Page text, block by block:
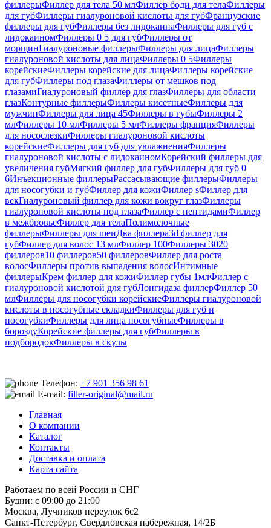
филлерыФиллер для тела 50 млФиллер боди для телаФиллеры
для губФиллеры гиалуроновой кислоты для губФранцузские
филлеры для губФиллеры без лидокаинаФиллеры для губ с
лидокаиномФиллеры 0 5 для губФиллеры от
морщинГиалуроновые филлерыФиллеры для лицаФиллеры
гиалуроновой кислоты для лицаФиллеры 0 5Филлеры
корейскиеФиллеры корейские для лицаФиллеры корейские
для губФиллеры под глазаФиллеры от мешков под
глазамиГиалуроновый филлер для глазФиллеры для области
глазКонтурные филлерыФиллеры кисетныеФиллеры для
мужчинФиллеры для лица 45Филлеры в губыФиллеры 2
млФиллеры 10 млФиллеры 5 млФиллеры францияФиллеры
для носослезкиФиллеры гиалуроновой кислоты
корейскиеФиллеры для губ для увлажненияФиллеры
гиалуроновой кислоты с лидокаиномКорейский филлеры для
увеличения губМягкий филлер для губФиллеры для губ 0
6Инъекционные филлерыРассасывающие филлерыФиллеры
для носогубки и губФиллер для кожиФиллер sФиллер для
векГиалуроновый филлер для кожи вокруг глазФиллеры
гиалуроновой кислоты под глазаФиллер с пептидамиФиллер
в межбровьеФиллер для телаПолимолочные
филлерыФиллеры для шеиДва филлера3d филлер для
губФиллер для волос 13 млФиллер 100Филлеры 3020
филлеров10 филлеров50 филлеровФиллер для роста
волосФиллеры против выпадения волосИнтимные
филлерыКрем филлер для кожиФиллер губы 1млФиллер с
гиалуроновой кислотой для губЛонгидаза филлерФиллер 50
млФиллеры для носогубки корейскиеФиллеры гиалуроновой
кислоты в носогубные складкиФиллеры для губ и
носогубкиФиллеры для лица носогубныеФиллеры в
бороздуКорейские филлеры для губФиллеры в
подбородокФиллеры в скулы
Телефон: +7 901 356 98 61
E-mail: filler-original@mail.ru
Главная
О компании
Каталог
Контакты
Доставка и оплата
Карта сайта
Работаем по всей России и СНГ
Будни: с 09:00 до 21:00
Москва, Лучников переулок 6с2
Санкт-Петербург, Свердловская набережная, 14/2Б